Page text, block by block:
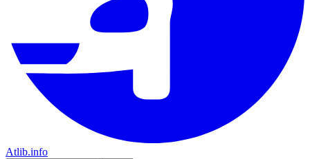
Atlib.info